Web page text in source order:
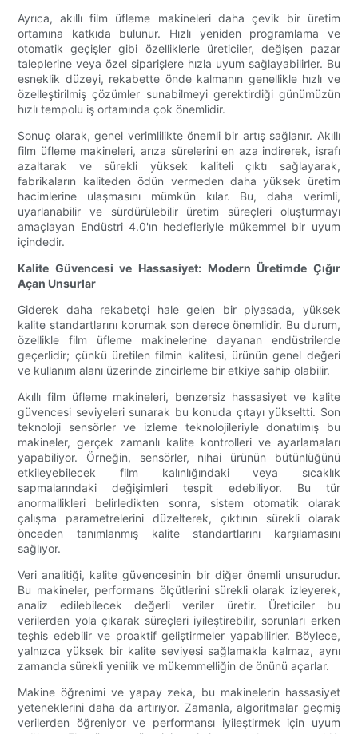
Ayrıca, akıllı film üfleme makineleri daha çevik bir üretim
ortamına katkıda bulunur. Hızlı yeniden programlama ve
otomatik geçişler gibi özelliklerle üreticiler, değişen pazar
taleplerine veya özel siparişlere hızla uyum sağlayabilirler. Bu
esneklik düzeyi, rekabette önde kalmanın genellikle hızlı ve
özelleştirilmiş çözümler sunabilmeyi gerektirdiği günümüzün
hızlı tempolu iş ortamında çok önemlidir.
Sonuç olarak, genel verimlilikte önemli bir artış sağlanır. Akıllı
film üfleme makineleri, arıza sürelerini en aza indirerek, israfı
azaltarak ve sürekli yüksek kaliteli çıktı sağlayarak,
fabrikaların kaliteden ödün vermeden daha yüksek üretim
hacimlerine ulaşmasını mümkün kılar. Bu, daha verimli,
uyarlanabilir ve sürdürülebilir üretim süreçleri oluşturmayı
amaçlayan Endüstri 4.0'ın hedefleriyle mükemmel bir uyum
içindedir.
Kalite Güvencesi ve Hassasiyet: Modern Üretimde Çığır
Açan Unsurlar
Giderek daha rekabetçi hale gelen bir piyasada, yüksek
kalite standartlarını korumak son derece önemlidir. Bu durum,
özellikle film üfleme makinelerine dayanan endüstrilerde
geçerlidir; çünkü üretilen filmin kalitesi, ürünün genel değeri
ve kullanım alanı üzerinde zincirleme bir etkiye sahip olabilir.
Akıllı film üfleme makineleri, benzersiz hassasiyet ve kalite
güvencesi seviyeleri sunarak bu konuda çıtayı yükseltti. Son
teknoloji sensörler ve izleme teknolojileriyle donatılmış bu
makineler, gerçek zamanlı kalite kontrolleri ve ayarlamaları
yapabiliyor. Örneğin, sensörler, nihai ürünün bütünlüğünü
etkileyebilecek film kalınlığındaki veya sıcaklık
sapmalarındaki değişimleri tespit edebiliyor. Bu tür
anormallikleri belirledikten sonra, sistem otomatik olarak
çalışma parametrelerini düzelterek, çıktının sürekli olarak
önceden tanımlanmış kalite standartlarını karşılamasını
sağlıyor.
Veri analitiği, kalite güvencesinin bir diğer önemli unsurudur.
Bu makineler, performans ölçütlerini sürekli olarak izleyerek,
analiz edilebilecek değerli veriler üretir. Üreticiler bu
verilerden yola çıkarak süreçleri iyileştirebilir, sorunları erken
teşhis edebilir ve proaktif geliştirmeler yapabilirler. Böylece,
yalnızca yüksek bir kalite seviyesi sağlamakla kalmaz, aynı
zamanda sürekli yenilik ve mükemmelliğin de önünü açarlar.
Makine öğrenimi ve yapay zeka, bu makinelerin hassasiyet
yeteneklerini daha da artırıyor. Zamanla, algoritmalar geçmiş
verilerden öğreniyor ve performansı iyileştirmek için uyum